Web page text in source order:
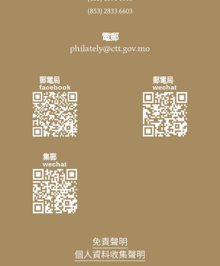
免責聲明
個人資料收集聲明
郵電局
facebook
郵電局
wechat
集郵
wechat
(853) 2833 6603
電郵
philately@ctt.gov.mo